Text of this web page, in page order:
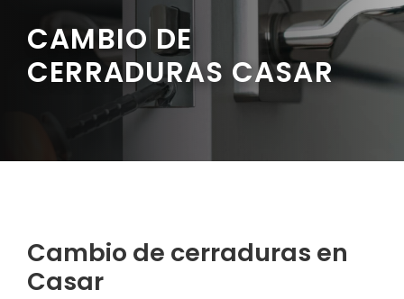
CAMBIO DE
CERRADURAS CASAR
Cambio de cerraduras en
Casar